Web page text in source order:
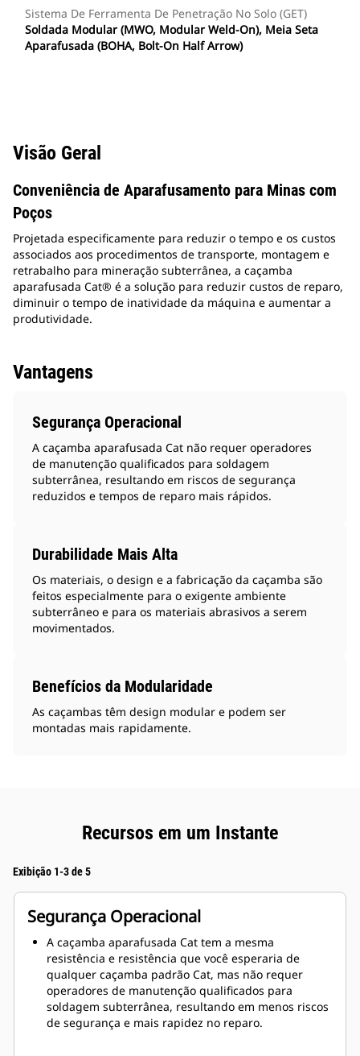
Sistema De Ferramenta De Penetração No Solo (GET)
Soldada Modular (MWO, Modular Weld-On), Meia Seta
Aparafusada (BOHA, Bolt-On Half Arrow)
Visão Geral
Conveniência de Aparafusamento para Minas com
Poços
Projetada especificamente para reduzir o tempo e os custos
associados aos procedimentos de transporte, montagem e
retrabalho para mineração subterrânea, a caçamba
aparafusada Cat® é a solução para reduzir custos de reparo,
diminuir o tempo de inatividade da máquina e aumentar a
produtividade.
Vantagens
Segurança Operacional
A caçamba aparafusada Cat não requer operadores
de manutenção qualificados para soldagem
subterrânea, resultando em riscos de segurança
reduzidos e tempos de reparo mais rápidos.
Durabilidade Mais Alta
Os materiais, o design e a fabricação da caçamba são
feitos especialmente para o exigente ambiente
subterrâneo e para os materiais abrasivos a serem
movimentados.
Benefícios da Modularidade
As caçambas têm design modular e podem ser
montadas mais rapidamente.
Recursos em um Instante
Exibição 1-3 de 5
Segurança Operacional
A caçamba aparafusada Cat tem a mesma
resistência e resistência que você esperaria de
qualquer caçamba padrão Cat, mas não requer
operadores de manutenção qualificados para
soldagem subterrânea, resultando em menos riscos
de segurança e mais rapidez no reparo.